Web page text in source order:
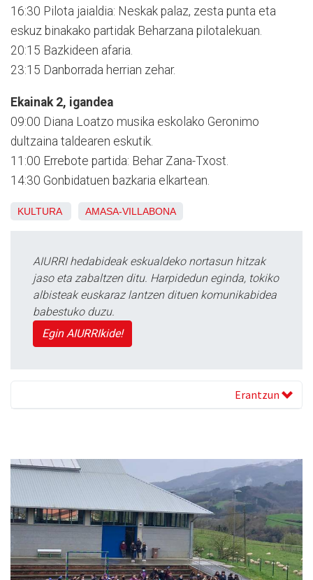
16:30 Pilota jaialdia: Neskak palaz, zesta punta eta
eskuz binakako partidak Beharzana pilotalekuan.
20:15 Bazkideen afaria.
23:15 Danborrada herrian zehar.
Ekainak 2, igandea
09:00 Diana Loatzo musika eskolako Geronimo
dultzaina taldearen eskutik.
11:00 Errebote partida: Behar Zana-Txost.
14:30 Gonbidatuen bazkaria elkartean.
KULTURA AMASA-VILLABONA
AIURRI hedabideak eskualdeko nortasun hitzak
jaso eta zabaltzen ditu. Harpidedun eginda, tokiko
albisteak euskaraz lantzen dituen komunikabidea
babestuko duzu.
Egin AIURRIkide!
Erantzun